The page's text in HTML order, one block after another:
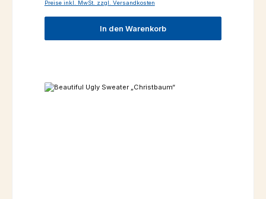
Preise inkl. MwSt. zzgl. Versandkosten
In den Warenkorb